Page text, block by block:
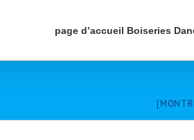
page d’accueil Boiseries